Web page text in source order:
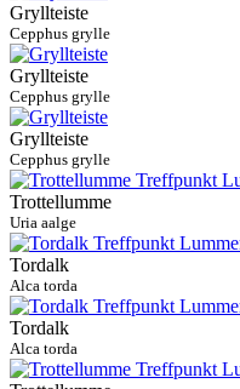
Gryllteiste
Cepphus grylle
Gryllteiste
Cepphus grylle
Gryllteiste
Cepphus grylle
Trottellumme
Uria aalge
Tordalk
Alca torda
Tordalk
Alca torda